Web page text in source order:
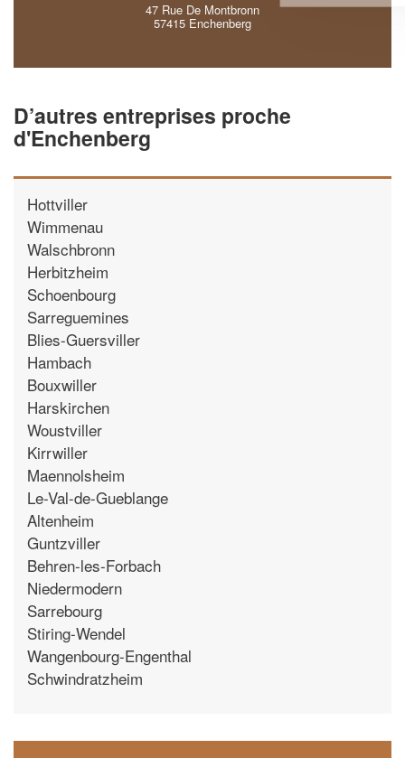
47 Rue De Montbronn
57415 Enchenberg
D’autres entreprises proche
d'Enchenberg
Hottviller
Wimmenau
Walschbronn
Herbitzheim
Schoenbourg
Sarreguemines
Blies-Guersviller
Hambach
Bouxwiller
Harskirchen
Woustviller
Kirrwiller
Maennolsheim
Le-Val-de-Gueblange
Altenheim
Guntzviller
Behren-les-Forbach
Niedermodern
Sarrebourg
Stiring-Wendel
Wangenbourg-Engenthal
Schwindratzheim